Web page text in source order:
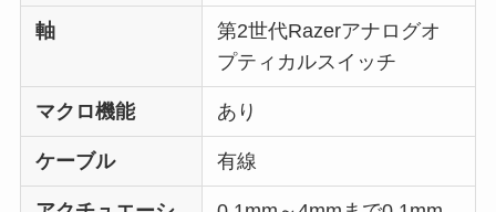
軸
第2世代Razerアナログオ
プティカルスイッチ
マクロ機能 あり
ケーブル 有線